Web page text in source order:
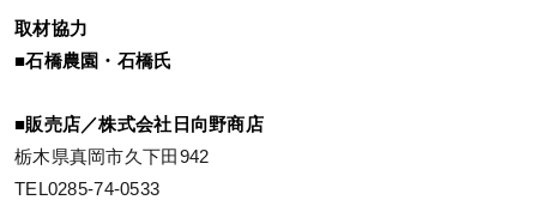
取材協力
■石橋農園・石橋氏
■販売店／株式会社日向野商店
栃木県真岡市久下田942
TEL0285-74-0533